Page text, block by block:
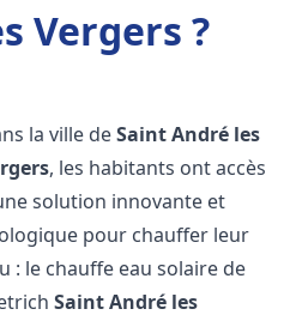
Vergers ?
la ville deSaint André les
, les habitants ont accès
solution innovante et
pour chauffer leur
: le chauffe eau solaire de
Saint André les